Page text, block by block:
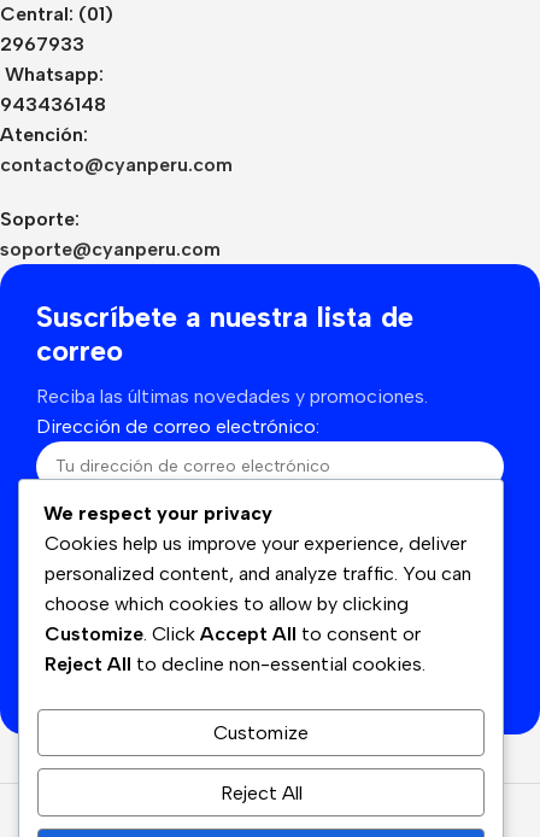
Central: (01)
2967933
Whatsapp:
943436148
Atención:
contacto@cyanperu.com
Soporte:
soporte@cyanperu.com
Suscríbete a nuestra lista de
correo
Reciba las últimas novedades y promociones.
Dirección de correo electrónico:
He leído y acepto los términos y condiciones
Se utilizará de acuerdo con nuestrasPoliticas de
© Cyan2026Derechos Reservados.
We respect your privacy
Cookies help us improve your experience, deliver
personalized content, and analyze traffic. You can
choose which cookies to allow by clicking
Customize . Click Accept All to consent or
Reject All to decline non-essential cookies.
Customize
Reject All